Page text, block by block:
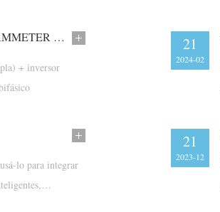
Como Monitorar Seu Sistema Solar Fotovoltaico com IAMMETER — Guia Completo de Medidores de Energia
+ inversor
21
2024-02
lo para integrar
21
2023-12